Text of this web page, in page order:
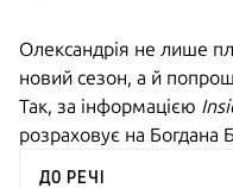
Олександрія не лише
новий сезон, а й
Так, за інформацією
розраховує на Богдана
ДО РЕЧІ